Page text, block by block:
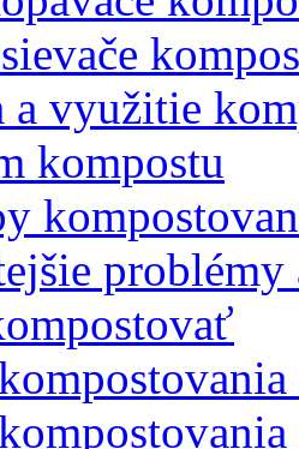
a využitie
kompostu
problémy